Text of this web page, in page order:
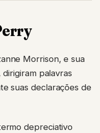
Morrison, e sua
palavras
suas declarações de
depreciativo